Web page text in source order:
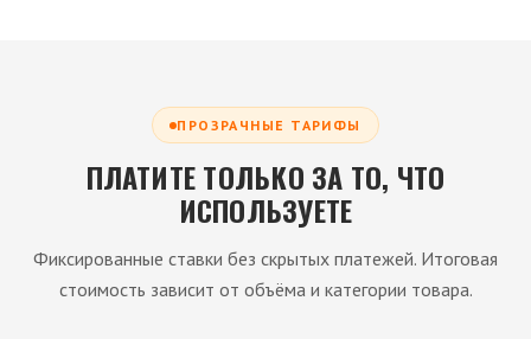
ПРОЗРАЧНЫЕ ТАРИФЫ
ПЛАТИТЕ ТОЛЬКО ЗА ТО, ЧТО
ИСПОЛЬЗУЕТЕ
Фиксированные ставки без скрытых платежей. Итоговая
стоимость зависит от объёма и категории товара.